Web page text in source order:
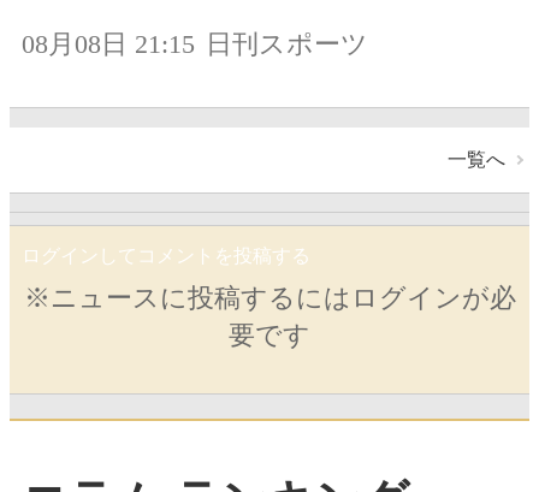
08月08日 21:15 日刊スポーツ
一覧へ
ログインしてコメントを投稿する
※ニュースに投稿するにはログインが必
要です